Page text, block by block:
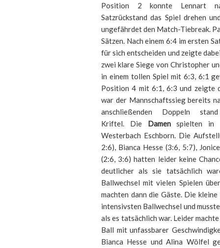
Position 2 konnte Lennart
Satzrückstand das Spiel drehen
ungefährdet den Match-Tiebreak.
Sätzen. Nach einem 6:4 im ersten
für sich entscheiden und zeigte
zwei klare Siege von Christopher
in einem tollen Spiel mit 6:3, 6:1
Position 4 mit 6:1, 6:3 und zeigte
war der Mannschaftssieg bereits
anschließenden Doppeln
Kriftel. Die Damenspielten in
Westerbach Eschborn. Die
2:6), Bianca Hesse (3:6, 5:7),
(2:6, 3:6) hatten leider keine
deutlicher als sie tatsächlich
Ballwechsel mit vielen Spielen
machten dann die Gäste. Die
intensivsten Ballwechsel und
als es tatsächlich war. Leider
Ball mit unfassbarer
Bianca Hesse und Alina Wölfel